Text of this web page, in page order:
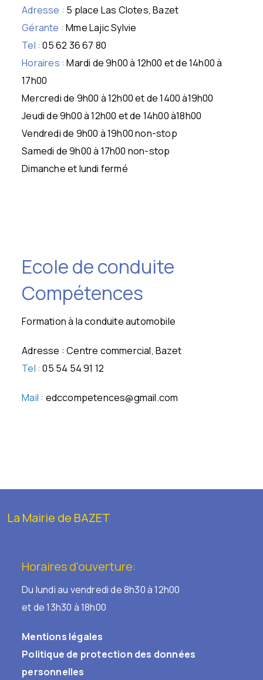
Adresse : 5 place Las Clotes, Bazet
Gérante : Mme Lajic Sylvie
Tel : 05 62 36 67 80
Horaires : Mardi de 9h00 à 12h00 et de 14h00 à
17h00
Mercredi de 9h00 à 12h00 et de 1400 à19h00
Jeudi de 9h00 à 12h00 et de 14h00 à18h00
Vendredi de 9h00 à 19h00 non-stop
Samedi de 9h00 à 17h00 non-stop
Dimanche et lundi fermé
Ecole de conduite
Compétences
Formation à la conduite automobile
Adresse : Centre commercial, Bazet
Tel : 05 54 54 91 12
Mail : edccompetences@gmail.com
La Mairie de BAZET
Horaires d'ouverture:
Du lundi au vendredi de 8h30 à 12h00
et de 13h30 à 18h00
Mentions légales
Politique de protection des données
personnelles